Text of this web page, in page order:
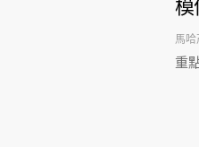
模
馬哈
重